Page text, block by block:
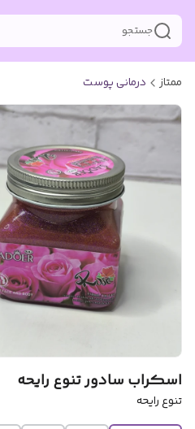
جستجو
ممتاز درمانی پوست
اسکراب سادور تنوع رایحه
تنوع رایحه